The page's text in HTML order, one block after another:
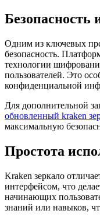
Безопасность
Одним из ключевых
безопасность.
технологии
пользователей. Это
конфиденциальной
Для дополнительной
обновленный kraken
максимальную
Простота
Kraken зеркало
интерфейсом, что
начинающих
знаний или навыков,